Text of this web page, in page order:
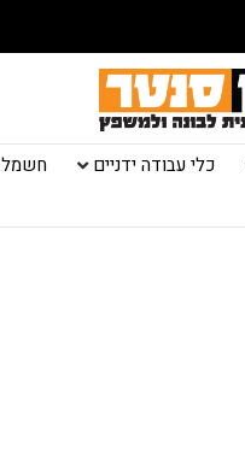
כלי עבודה ידניים חשמל